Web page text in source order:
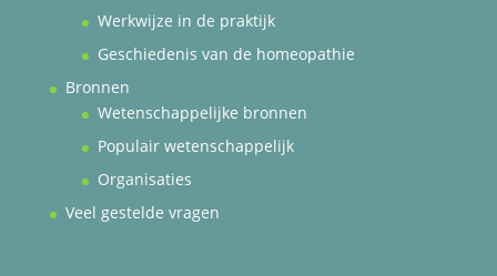
Werkwijze in de praktijk
Geschiedenis van de homeopathie
Bronnen
Wetenschappelijke bronnen
Populair wetenschappelijk
Organisaties
Veel gestelde vragen